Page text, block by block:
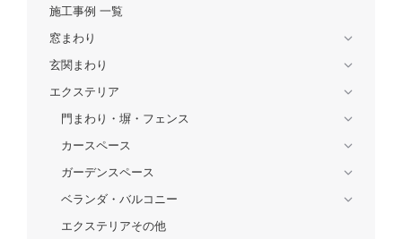
施工事例 一覧
窓まわり
玄関まわり
エクステリア
門まわり・塀・フェンス
カースペース
ガーデンスペース
ベランダ・バルコニー
エクステリアその他